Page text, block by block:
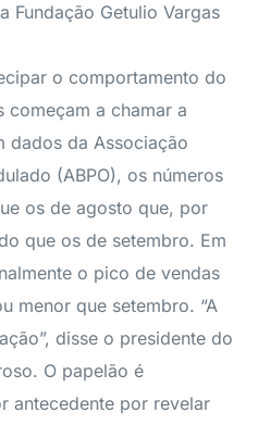
Fundação Getulio Vargas
o comportamento do
começam a chamar a
dados da Associação
(ABPO), os números
os de agosto que, por
que os de setembro. Em
o pico de vendas
menor que setembro. “A
disse o presidente do
O papelão é
antecedente por revelar